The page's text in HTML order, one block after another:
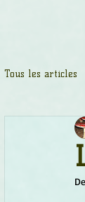
Tous les articles